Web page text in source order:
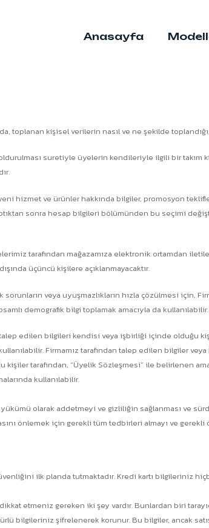
Anasayfa
toplanan kişisel verilerin nasıl ve ne şekilde
suretiyle üyelerin kendileriyle ilgili bir
hizmet ve ürünler hakkında bilgiler, promosyon
sonra hesap bilgileri bölümünden bu seçimi
tarafından mağazamıza elektronik ortamdan
üçüncü kişilere açıklanmayacaktır.
veya uyuşmazlıkların hızla çözülmesi için,
demografik bilgi toplamak amacıyla da kullanılabilir.
edilen bilgileri kendisi veya işbirliği içinde olduğu
Firmamız tarafından talep edilen bilgiler veya
tarafından, “Üyelik Sözleşmesi” ile belirlenen
kullanılabilir.
olarak addetmeyi ve gizliliğin sağlanması ve
önlemek için gerekli tüm tedbirleri almayı ve
ilk planda tutmaktadır. Kredi kartı bilgileriniz
etmeniz gereken iki şey vardır. Bunlardan biri
bilgileriniz şifrelenerek korunur. Bu bilgiler, ancak